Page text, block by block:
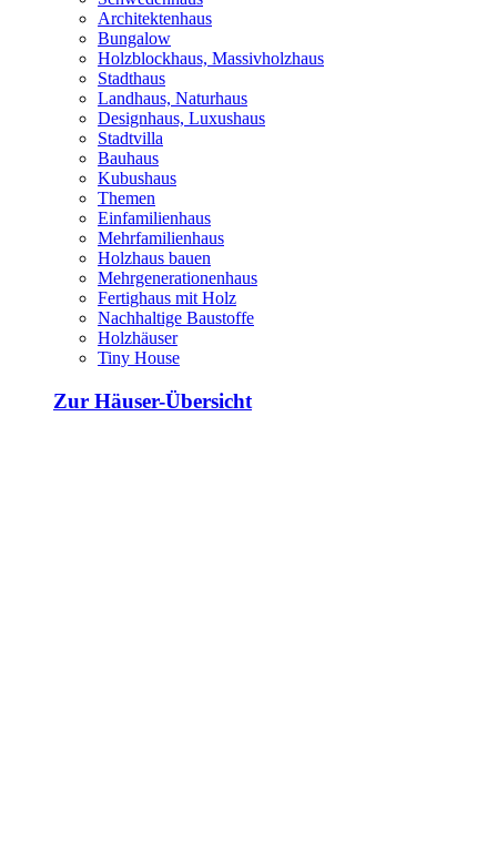
Architektenhaus
Bungalow
Holzblockhaus, Massivholzhaus
Stadthaus
Landhaus, Naturhaus
Designhaus, Luxushaus
Stadtvilla
Bauhaus
Kubushaus
Themen
Einfamilienhaus
Mehrfamilienhaus
Holzhaus bauen
Mehrgenerationenhaus
Fertighaus mit Holz
Nachhaltige Baustoffe
Holzhäuser
Tiny House
Zur Häuser-Übersicht